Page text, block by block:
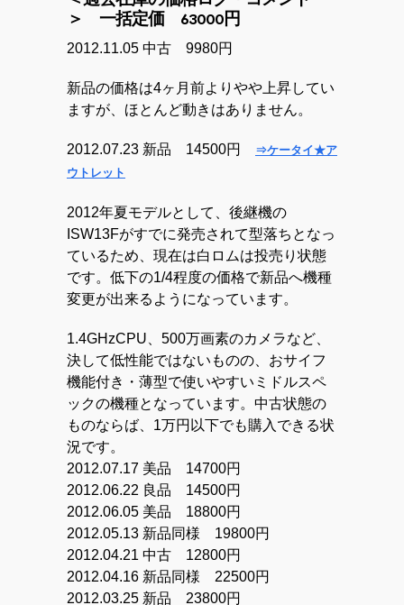
＞ 一括定価 63000円
2012.11.05 中古 9980円
新品の価格は4ヶ月前よりやや上昇してい
ますが、ほとんど動きはありません。
2012.07.23 新品 14500円
⇒ケータイ★ア
ウトレット
2012年夏モデルとして、後継機の
ISW13Fがすでに発売されて型落ちとなっ
ているため、現在は白ロムは投売り状態
です。低下の1/4程度の価格で新品へ機種
変更が出来るようになっています。
1.4GHzCPU、500万画素のカメラなど、
決して低性能ではないものの、おサイフ
機能付き・薄型で使いやすいミドルスペ
ックの機種となっています。中古状態の
ものならば、1万円以下でも購入できる状
況です。
2012.07.17 美品 14700円
2012.06.22 良品 14500円
2012.06.05 美品 18800円
2012.05.13 新品同様 19800円
2012.04.21 中古 12800円
2012.04.16 新品同様 22500円
2012.03.25 新品 23800円